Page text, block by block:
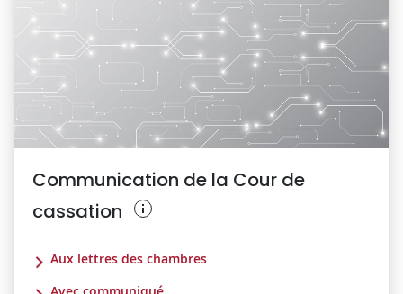
Communication de la Cour de
cassation
Aux lettres des chambres